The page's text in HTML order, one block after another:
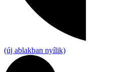
(új ablakban nyílik)